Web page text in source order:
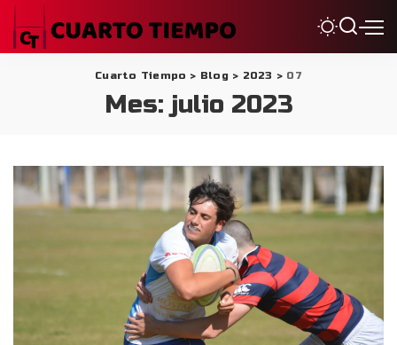
Cuarto Tiempo > Blog > 2023 > 07
Mes: julio 2023